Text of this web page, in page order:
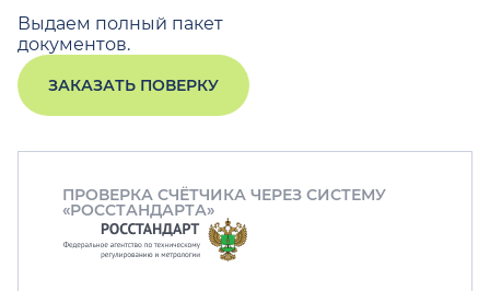
Выдаем полный пакет
документов.
ЗАКАЗАТЬ ПОВЕРКУ
ПРОВЕРКА СЧЁТЧИКА ЧЕРЕЗ СИСТЕМУ
«РОССТАНДАРТА»